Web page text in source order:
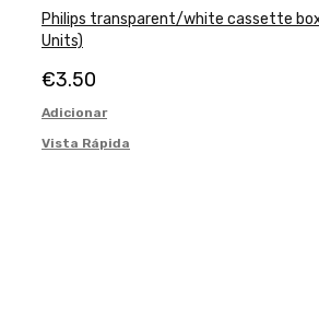
Philips transparent/white cassette
Units)
€3.50
Adicionar
Vista Rápida